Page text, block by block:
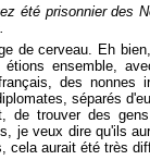
été prisonnier des
de cerveau. Eh
ensemble,
des nonnes
séparés
de trouver des
je veux dire qu'ils
cela aurait été très